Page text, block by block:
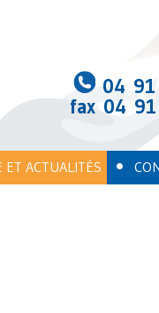
04
fax 04
ET ACTUALITÉS •